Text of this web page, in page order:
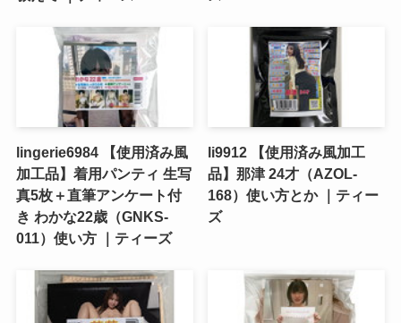
lingerie6984 【使用済み風
加工品】着用パンティ 生写
真5枚＋直筆アンケート付
き わかな22歳（GNKS-
011）使い方 ｜ティーズ
li9912 【使用済み風加工
品】那津 24才（AZOL-
168）使い方とか ｜ティー
ズ